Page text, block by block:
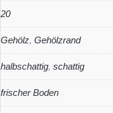
20
Gehölz, Gehölzrand
halbschattig, schattig
frischer Boden